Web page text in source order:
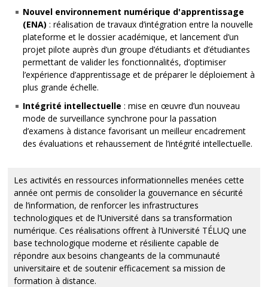
Nouvel environnement numérique d'apprentissage
(ENA) : réalisation de travaux d’intégration entre la nouvelle
plateforme et le dossier académique, et lancement d’un
projet pilote auprès d’un groupe d’étudiants et d’étudiantes
permettant de valider les fonctionnalités, d’optimiser
l’expérience d’apprentissage et de préparer le déploiement à
plus grande échelle.
Intégrité intellectuelle : mise en œuvre d’un nouveau
mode de surveillance synchrone pour la passation
d’examens à distance favorisant un meilleur encadrement
des évaluations et rehaussement de l’intégrité intellectuelle.
Les activités en ressources informationnelles menées cette
année ont permis de consolider la gouvernance en sécurité
de l’information, de renforcer les infrastructures
technologiques et de l’Université dans sa transformation
numérique. Ces réalisations offrent à l’Université TÉLUQ une
base technologique moderne et résiliente capable de
répondre aux besoins changeants de la communauté
universitaire et de soutenir efficacement sa mission de
formation à distance.